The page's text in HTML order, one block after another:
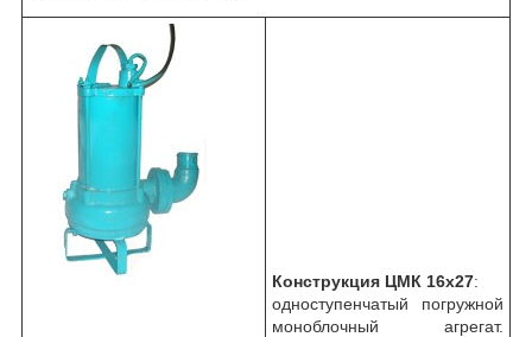
Конструкция ЦМК 16х27:
одноступенчатый погружной
моноблочный агрегат.